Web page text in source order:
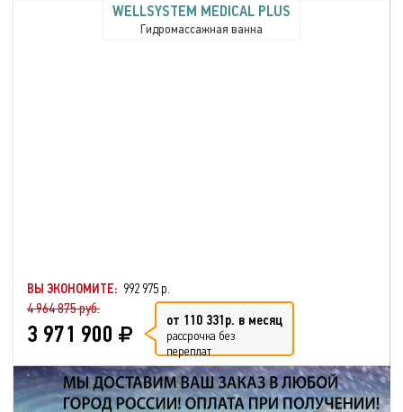
WELLSYSTEM MEDICAL PLUS
Гидромассажная ванна
ВЫ ЭКОНОМИТЕ: 992 975 р.
4 964 875 руб.
3 971 900 от 110 331р. в месяц
рассрочка без
переплат